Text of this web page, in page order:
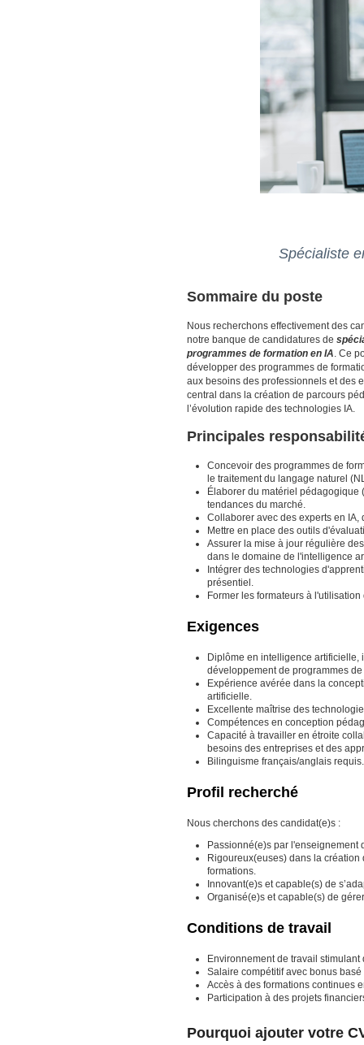
Spécialiste
Sommaire du poste
Nous recherchons effectivement des
notre banque de candidatures de
programmes de formation en IA . Ce
développer des programmes de
aux besoins des professionnels et des
central dans la création de parcours
l’évolution rapide des technologies IA.
Principales
Concevoir des programmes de
le traitement du langage naturel
Élaborer du matériel pédagogique
tendances du marché.
Collaborer avec des experts en
Mettre en place des outils
Assurer la mise à jour régulière
dans le domaine de l'intelligence
Intégrer des technologies
présentiel.
Former les formateurs à
Exigences
Diplôme en intelligence
développement de programmes
Expérience avérée dans la
artificielle.
Excellente maîtrise des
Compétences en conception
Capacité à travailler en étroite
besoins des entreprises et des
Bilinguisme français/anglais requis.
Profil recherché
Nous cherchons des candidat(e)s :
Passionné(e)s par l'enseignement
Rigoureux(euses) dans la
formations.
Innovant(e)s et capable(s) de
Organisé(e)s et capable(s) de
Conditions de travail
Environnement de travail
Salaire compétitif avec bonus
Accès à des formations continues
Participation à des projets
Pourquoi ajouter votre